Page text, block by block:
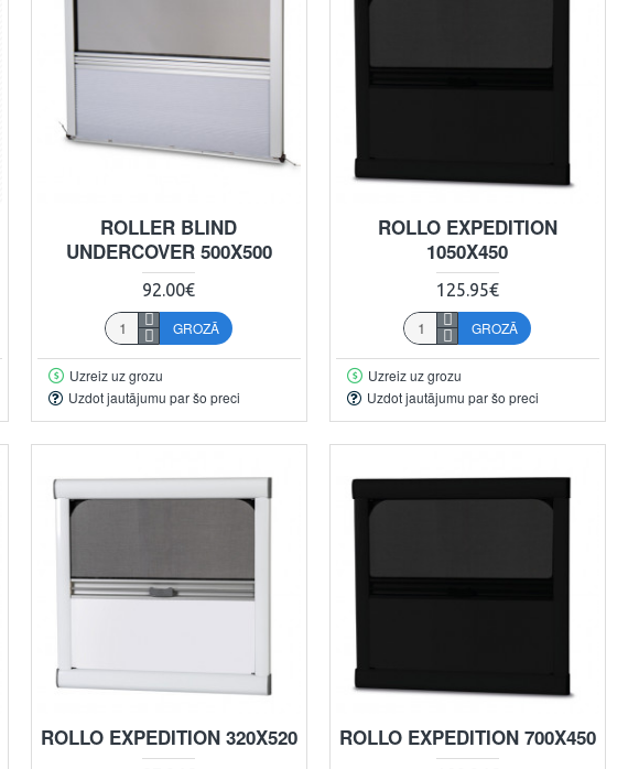
ROLLER BLIND
UNDERCOVER 500X500
92.00€
GROZĀ
Uzreiz uz grozu
Uzdot jautājumu par šo preci
ROLLO EXPEDITION
1050X450
125.95€
GROZĀ
Uzreiz uz grozu
Uzdot jautājumu par šo preci
ROLLO EXPEDITION 320X520 ROLLO EXPEDITION 700X450